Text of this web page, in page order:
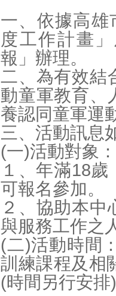
一、依據高雄
度工作計畫
報」辦理。
二、為有效結
動童軍教育、
養認同童軍運
三、活動訊息
(一)活動對象：
１、年滿18
可報名參加。
２、協助本
與服務工作之
(二)活動時間
訓練課程及相
(時間另行安